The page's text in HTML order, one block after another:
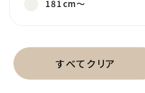
181cm～
すべてクリア